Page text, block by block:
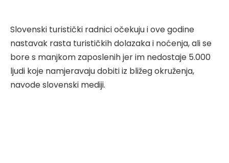
Slovenski turistički radnici očekuju i ove godine
nastavak rasta turističkih dolazaka i noćenja, ali se
bore s manjkom zaposlenih jer im nedostaje 5.000
ljudi koje namjeravaju dobiti iz bližeg okruženja,
navode slovenski mediji.